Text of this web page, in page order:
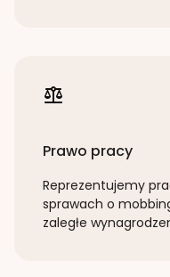
Prawo pracy
Reprezentujemy
sprawach o
zaległe